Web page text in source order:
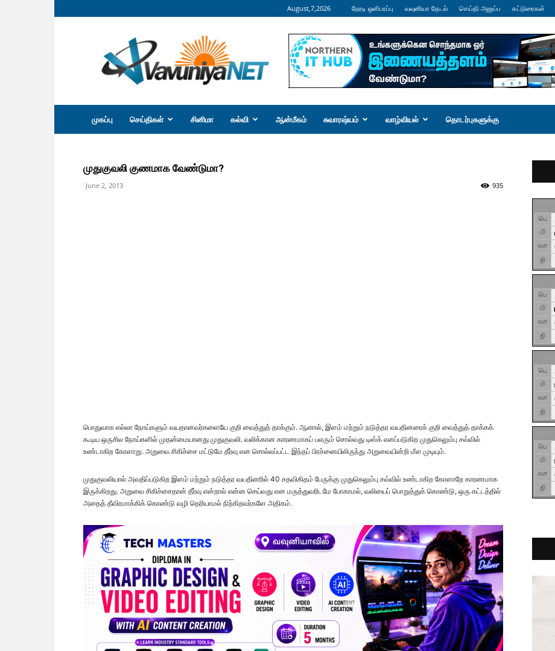
August,7,2026 நேரடி ஒளிபரப்பு வவுனியா தேடல் செய்தி அனுப்ப கட்டுரைகள்
வவுனியா
நெற்
முகப்பு செய்திகள் சினிமா கல்வி ஆன்மீகம் சுவாரஷ்யம் வாழ்வியல் தொடர்புகளுக்கு
முதுகுவலி குணமாக வேண்டுமா?
June 2, 2013 935
பொதுவாக எல்லா நோய்களும் வயதானவர்களையே குறி வைத்துத் தாக்கும். ஆனால், இளம் மற்றும் நடுத்தர வயதினரைக் குறி வைத்துத் தாக்கக்
கூடிய ஒருசில நோய்களில் முதன்மையானது முதுகுவலி. வலிக்கான காரணமாகப் பலரும் சொல்வது டிஸ்க் எனப்படுகிற முதுகெலும்பு சவ்வில்
உண்டாகிற கோளாறு. அறுவை சிகிச்சை மட்டுமே தீர்வு என சொல்லப்பட்ட இந்தப் பிரச்னையிலிருந்து அறுவையின்றி மீள முடியும்.
முதுகுவலியால் அவதிப்படுகிற இளம் மற்றும் நடுத்தர வயதினரில் 40 சதவிகிதம் பேருக்கு முதுகெலும்பு சவ்வில் உண்டாகிற கோளாறே காரணமாக
இருக்கிறது. அறுவை சிகிச்சைதான் தீர்வு என்றால் என்ன செய்வது என மருத்துவரிடமே போகாமல், வலியைப் பொறுத்துக் கொண்டு, ஒரு கட்டத்தில்
அதைத் தீவிரமாக்கிக் கொண்டு வழி தெரியாமல் நிற்கிறவர்களே அதிகம்.